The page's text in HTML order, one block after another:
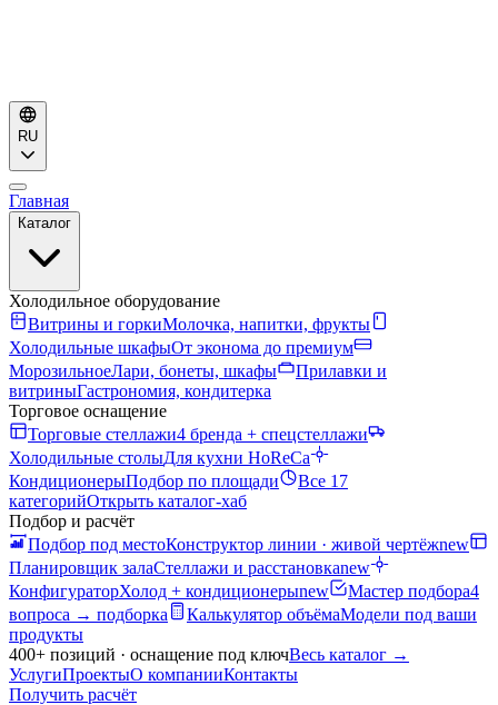
RU
Главная
Каталог
Холодильное оборудование
Витрины и горкиМолочка, напитки, фрукты
Холодильные шкафыОт эконома до премиум
МорозильноеЛари, бонеты, шкафы
Прилавки и
витриныГастрономия, кондитерка
Торговое оснащение
Торговые стеллажи4 бренда + спецстеллажи
Холодильные столыДля кухни HoReCa
КондиционерыПодбор по площади
Все 17
категорийОткрыть каталог-хаб
Подбор и расчёт
Подбор под местоКонструктор линии · живой чертёжnew
Планировщик залаСтеллажи и расстановкаnew
КонфигураторХолод + кондиционерыnew Мастер подбора4
вопроса → подборка
Калькулятор объёмаМодели под ваши
продукты
400+ позиций · оснащение под ключВесь каталог →
УслугиПроектыО компанииКонтакты
Получить расчёт